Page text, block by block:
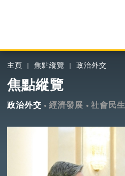
主頁 焦點縱覽 政治外交
焦點縱覽
政治外交 經濟發展 社會民生